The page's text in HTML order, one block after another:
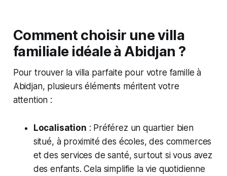
Comment choisir une villa
familiale idéale à Abidjan ?
Pour trouver la villa parfaite pour votre famille à
Abidjan, plusieurs éléments méritent votre
attention :
Localisation : Préférez un quartier bien
situé, à proximité des écoles, des commerces
et des services de santé, surtout si vous avez
des enfants. Cela simplifie la vie quotidienne